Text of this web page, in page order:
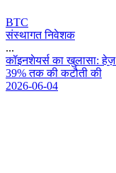
BTC
संस्थागत निवेशक
...
कइनशयर क खलस: हज़
39% तक क कटत क
2026-06-04